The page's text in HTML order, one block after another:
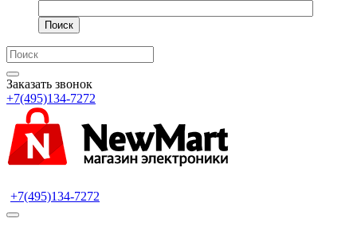
Поиск
Заказать звонок
+7(495)134-7272
+7(495)134-7272